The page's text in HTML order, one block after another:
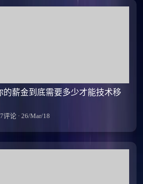
的薪金到底需要多少才能技术移
评论 · 26/Mar/18